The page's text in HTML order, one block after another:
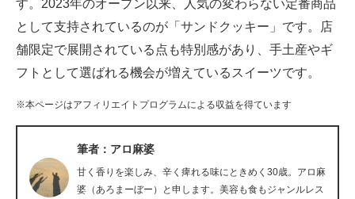
スマホと通信の最新トレンド
進化するPCとデバイスの未来
好きが集まる 比べて選べる
ビジネスと働き方のヒント
AI活用のいまが分かる
企業ITのトレンドを詳説
す。2023年のオープン以来、人気の変わらない定番商品
として支持されているのが「サンドクッキー」です。店
舗限定で展開されている点も特別感があり、手土産やギ
フトとして選ばれる機会が増えているスイーツです。
※本ページはアフィリエイトプログラムによる収益を得ています
筆者：アロ麻婆
甘く香りを楽しみ、辛く痺れる味にときめく30歳。アロ麻
婆（あろまーぼー）と申します。美容も食もジャンルレス